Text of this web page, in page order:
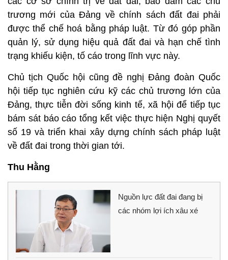
trương mới của Đảng về chính sách đất đai phải
được thể chế hoá bằng pháp luật. Từ đó góp phần
quản lý, sử dụng hiệu quả đất đai và hạn chế tình
trạng khiếu kiện, tố cáo trong lĩnh vực này.
Chủ tịch Quốc hội cũng đề nghị Đảng đoàn Quốc
hội tiếp tục nghiên cứu kỹ các chủ trương lớn của
Đảng, thực tiễn đời sống kinh tế, xã hội để tiếp tục
bám sát báo cáo tổng kết việc thực hiện Nghị quyết
số 19 và triển khai xây dựng chính sách pháp luật
về đất đai trong thời gian tới.
Thu Hằng
Nguồn lực đất đai đang bị
các nhóm lợi ích xâu xé